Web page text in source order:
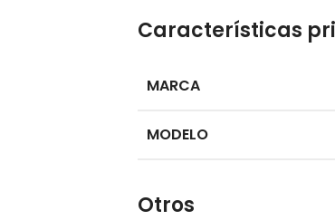
Características
MARCA
MODELO
Otros